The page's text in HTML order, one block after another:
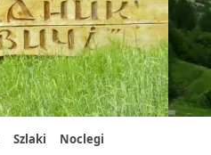
Szlaki Noclegi